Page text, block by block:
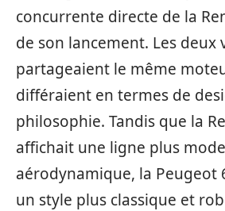
concurrente directe de la
de son lancement. Les deux
partageaient le même
différaient en termes de
philosophie. Tandis que la
affichait une ligne plus
aérodynamique, la Peugeot
un style plus classique et